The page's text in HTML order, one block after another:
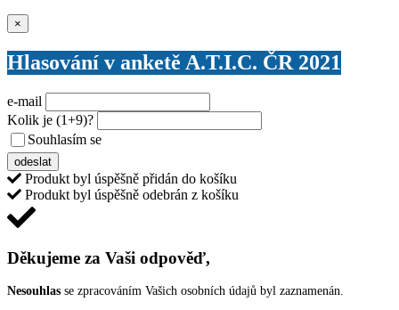
×
Hlasování v anketě A.T.I.C. ČR 2021
e-mail
Kolik je (1+9)?
Souhlasím se
odeslat
Produkt byl úspěšně přidán do košíku
Produkt byl úspěšně odebrán z košíku
Děkujeme za Vaši odpověď,
Nesouhlas se zpracováním Vašich osobních údajů byl zaznamenán.